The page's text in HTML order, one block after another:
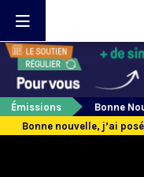
Émissions
Bonne
Bonne nouvelle, j’ai